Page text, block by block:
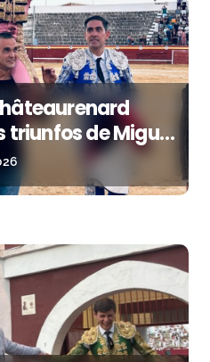
triunfos de Miguel
Martín